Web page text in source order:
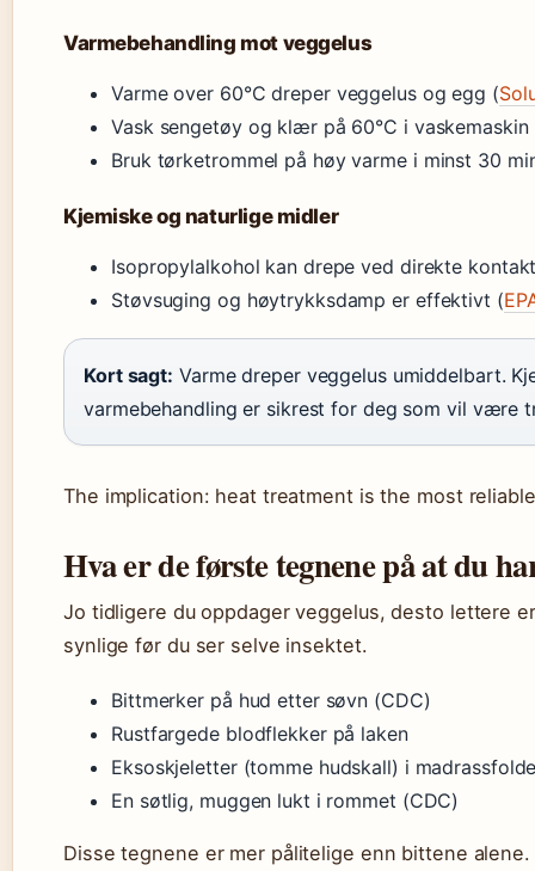
Varmebehandling mot veggelus
Varme over 60°C dreper veggelus og egg (
Vask sengetøy og klær på 60°C i vaskemaskin
Bruk tørketrommel på høy varme i minst 30
Kjemiske og naturlige midler
Isopropylalkohol kan drepe ved direkte
Støvsuging og høytrykksdamp er effektivt (
Kort sagt: Varme dreper veggelus umiddelbart.
varmebehandling er sikrest for deg som vil være
The implication: heat treatment is the most
Hva er de første tegnene på at du
Jo tidligere du oppdager veggelus, desto lettere
synlige før du ser selve insektet.
Bittmerker på hud etter søvn (CDC)
Rustfargede blodflekker på laken
Eksoskjeletter (tomme hudskall) i
En søtlig, muggen lukt i rommet (CDC)
Disse tegnene er mer pålitelige enn bittene